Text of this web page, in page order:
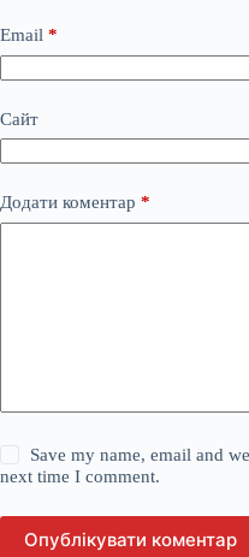
Email *
Сайт
Додати коментар *
Save my name, email and
next time I comment.
Опублікувати коментар